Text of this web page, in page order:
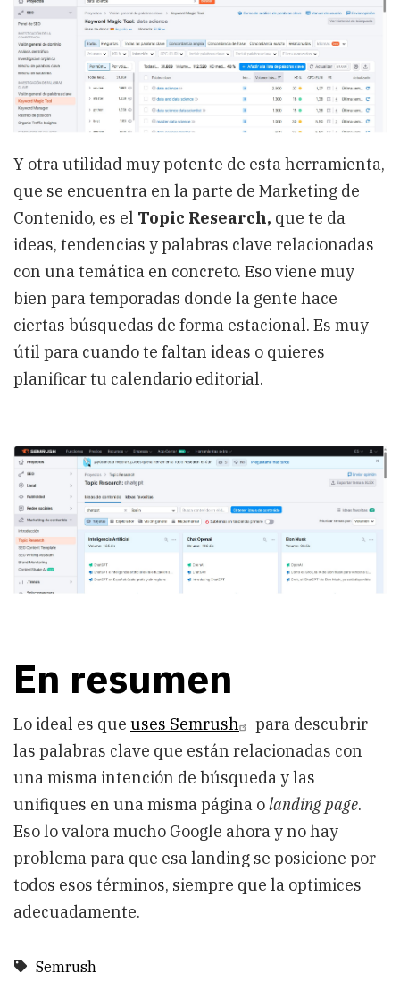
Y otra utilidad muy potente de esta herramienta,
que se encuentra en la parte de Marketing de
Contenido, es el Topic Research, que te da
ideas, tendencias y palabras clave relacionadas
con una temática en concreto. Eso viene muy
bien para temporadas donde la gente hace
ciertas búsquedas de forma estacional. Es muy
útil para cuando te faltan ideas o quieres
planificar tu calendario editorial.
En resumen
Lo ideal es que uses Semrush
para descubrir
las palabras clave que están relacionadas con
una misma intención de búsqueda y las
unifiques en una misma página olanding page.
Eso lo valora mucho Google ahora y no hay
problema para que esa landing se posicione por
todos esos términos, siempre que la optimices
adecuadamente.
Semrush